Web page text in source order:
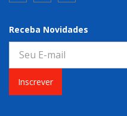
Receba Novidades
Inscrever